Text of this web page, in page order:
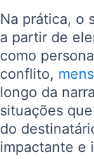
Na prática, o
a partir de
como
conflito,
longo da
situações
do
impactante e